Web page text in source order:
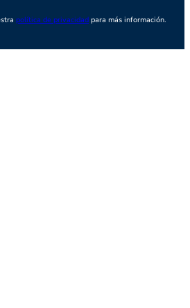
política de privacidad para más información.